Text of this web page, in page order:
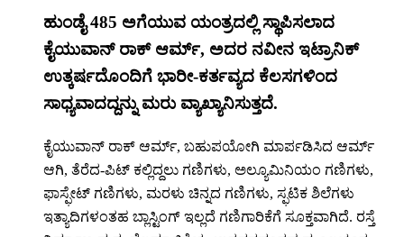
ಹುಂಡೈ 485 ಅಗೆಯುವ ಯಂತ್ರದಲ್ಲಿ ಸ್ಥಾಪಿಸಲಾದ
ಕೈಯುವಾನ್ ರಾಕ್ ಆರ್ಮ್, ಅದರ ನವೀನ ಇಟ್ರಾನಿಕ್
ಉತ್ಕರ್ಷದೊಂದಿಗೆ ಭಾರೀ-ಕರ್ತವ್ಯದ ಕೆಲಸಗಳಿಂದ
ಸಾಧ್ಯವಾದದ್ದನ್ನು ಮರು ವ್ಯಾಖ್ಯಾನಿಸುತ್ತದೆ.
ಕೈಯುವಾನ್ ರಾಕ್ ಆರ್ಮ್, ಬಹುಪಯೋಗಿ ಮಾರ್ಪಡಿಸಿದ ಆರ್ಮ್
ಆಗಿ, ತೆರೆದ-ಪಿಟ್ ಕಲ್ಲಿದ್ದಲು ಗಣಿಗಳು, ಅಲ್ಯೂಮಿನಿಯಂ ಗಣಿಗಳು,
ಫಾಸ್ಫೇಟ್ ಗಣಿಗಳು, ಮರಳು ಚಿನ್ನದ ಗಣಿಗಳು, ಸ್ಫಟಿಕ ಶಿಲೆಗಳು
ಇತ್ಯಾದಿಗಳಂತಹ ಬ್ಲಾಸ್ಟಿಂಗ್ ಇಲ್ಲದೆ ಗಣಿಗಾರಿಕೆಗೆ ಸೂಕ್ತವಾಗಿದೆ. ರಸ್ತೆ